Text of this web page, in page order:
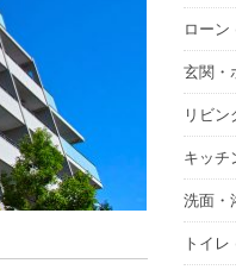
ローン
玄関・
リビ
キッチ
洗面・
トイレ